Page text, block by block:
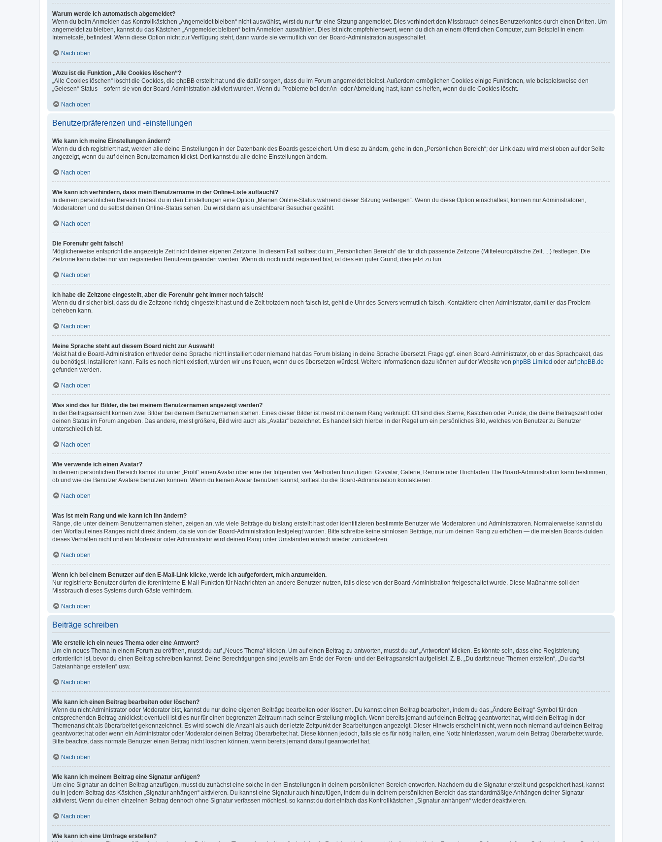
Warum werde ich automatisch abgemeldet?
Wenn du beim Anmelden das Kontrollkästchen „Angemeldet bleiben“ nicht auswählst, wirst du nur für eine Sitzung angemeldet. Dies verhindert den Missbrauch deines Benutzerkontos durch einen Dritten. Um
angemeldet zu bleiben, kannst du das Kästchen „Angemeldet bleiben“ beim Anmelden auswählen. Dies ist nicht empfehlenswert, wenn du dich an einem öffentlichen Computer, zum Beispiel in einem
Internetcafé, befindest. Wenn diese Option nicht zur Verfügung steht, dann wurde sie vermutlich von der Board-Administration ausgeschaltet.
Nach oben
Wozu ist die Funktion „Alle Cookies löschen“?
„Alle Cookies löschen“ löscht die Cookies, die phpBB erstellt hat und die dafür sorgen, dass du im Forum angemeldet bleibst. Außerdem ermöglichen Cookies einige Funktionen, wie beispielsweise den
„Gelesen“-Status – sofern sie von der Board-Administration aktiviert wurden. Wenn du Probleme bei der An- oder Abmeldung hast, kann es helfen, wenn du die Cookies löscht.
Nach oben
Benutzerpräferenzen und -einstellungen
Wie kann ich meine Einstellungen ändern?
Wenn du dich registriert hast, werden alle deine Einstellungen in der Datenbank des Boards gespeichert. Um diese zu ändern, gehe in den „Persönlichen Bereich“; der Link dazu wird meist oben auf der Seite
angezeigt, wenn du auf deinen Benutzernamen klickst. Dort kannst du alle deine Einstellungen ändern.
Nach oben
Wie kann ich verhindern, dass mein Benutzername in der Online-Liste auftaucht?
In deinem persönlichen Bereich findest du in den Einstellungen eine Option „Meinen Online-Status während dieser Sitzung verbergen“. Wenn du diese Option einschaltest, können nur Administratoren,
Moderatoren und du selbst deinen Online-Status sehen. Du wirst dann als unsichtbarer Besucher gezählt.
Nach oben
Die Forenuhr geht falsch!
Möglicherweise entspricht die angezeigte Zeit nicht deiner eigenen Zeitzone. In diesem Fall solltest du im „Persönlichen Bereich“ die für dich passende Zeitzone (Mitteleuropäische Zeit, ...) festlegen. Die
Zeitzone kann dabei nur von registrierten Benutzern geändert werden. Wenn du noch nicht registriert bist, ist dies ein guter Grund, dies jetzt zu tun.
Nach oben
Ich habe die Zeitzone eingestellt, aber die Forenuhr geht immer noch falsch!
Wenn du dir sicher bist, dass du die Zeitzone richtig eingestellt hast und die Zeit trotzdem noch falsch ist, geht die Uhr des Servers vermutlich falsch. Kontaktiere einen Administrator, damit er das Problem
beheben kann.
Nach oben
Meine Sprache steht auf diesem Board nicht zur Auswahl!
Meist hat die Board-Administration entweder deine Sprache nicht installiert oder niemand hat das Forum bislang in deine Sprache übersetzt. Frage ggf. einen Board-Administrator, ob er das Sprachpaket, das
du benötigst, installieren kann. Falls es noch nicht existiert, würden wir uns freuen, wenn du es übersetzen würdest. Weitere Informationen dazu können auf der Website von phpBB Limited oder aufphpBB.de
gefunden werden.
Nach oben
Was sind das für Bilder, die bei meinem Benutzernamen angezeigt werden?
In der Beitragsansicht können zwei Bilder bei deinem Benutzernamen stehen. Eines dieser Bilder ist meist mit deinem Rang verknüpft: Oft sind dies Sterne, Kästchen oder Punkte, die deine Beitragszahl oder
deinen Status im Forum angeben. Das andere, meist größere, Bild wird auch als „Avatar“ bezeichnet. Es handelt sich hierbei in der Regel um ein persönliches Bild, welches von Benutzer zu Benutzer
unterschiedlich ist.
Nach oben
Wie verwende ich einen Avatar?
In deinem persönlichen Bereich kannst du unter „Profil“ einen Avatar über eine der folgenden vier Methoden hinzufügen: Gravatar, Galerie, Remote oder Hochladen. Die Board-Administration kann bestimmen,
ob und wie die Benutzer Avatare benutzen können. Wenn du keinen Avatar benutzen kannst, solltest du die Board-Administration kontaktieren.
Nach oben
Was ist mein Rang und wie kann ich ihn ändern?
Ränge, die unter deinem Benutzernamen stehen, zeigen an, wie viele Beiträge du bislang erstellt hast oder identifizieren bestimmte Benutzer wie Moderatoren und Administratoren. Normalerweise kannst du
den Wortlaut eines Ranges nicht direkt ändern, da sie von der Board-Administration festgelegt wurden. Bitte schreibe keine sinnlosen Beiträge, nur um deinen Rang zu erhöhen — die meisten Boards dulden
dieses Verhalten nicht und ein Moderator oder Administrator wird deinen Rang unter Umständen einfach wieder zurücksetzen.
Nach oben
Wenn ich bei einem Benutzer auf den E-Mail-Link klicke, werde ich aufgefordert, mich anzumelden.
Nur registrierte Benutzer dürfen die foreninterne E-Mail-Funktion für Nachrichten an andere Benutzer nutzen, falls diese von der Board-Administration freigeschaltet wurde. Diese Maßnahme soll den
Missbrauch dieses Systems durch Gäste verhindern.
Nach oben
Beiträge schreiben
Wie erstelle ich ein neues Thema oder eine Antwort?
Um ein neues Thema in einem Forum zu eröffnen, musst du auf „Neues Thema“ klicken. Um auf einen Beitrag zu antworten, musst du auf „Antworten“ klicken. Es könnte sein, dass eine Registrierung
erforderlich ist, bevor du einen Beitrag schreiben kannst. Deine Berechtigungen sind jeweils am Ende der Foren- und der Beitragsansicht aufgelistet. Z. B. „Du darfst neue Themen erstellen“, „Du darfst
Dateianhänge erstellen“ usw.
Nach oben
Wie kann ich einen Beitrag bearbeiten oder löschen?
Wenn du nicht Administrator oder Moderator bist, kannst du nur deine eigenen Beiträge bearbeiten oder löschen. Du kannst einen Beitrag bearbeiten, indem du das „Ändere Beitrag“-Symbol für den
entsprechenden Beitrag anklickst; eventuell ist dies nur für einen begrenzten Zeitraum nach seiner Erstellung möglich. Wenn bereits jemand auf deinen Beitrag geantwortet hat, wird dein Beitrag in der
Themenansicht als überarbeitet gekennzeichnet. Es wird sowohl die Anzahl als auch der letzte Zeitpunkt der Bearbeitungen angezeigt. Dieser Hinweis erscheint nicht, wenn noch niemand auf deinen Beitrag
geantwortet hat oder wenn ein Administrator oder Moderator deinen Beitrag überarbeitet hat. Diese können jedoch, falls sie es für nötig halten, eine Notiz hinterlassen, warum dein Beitrag überarbeitet wurde.
Bitte beachte, dass normale Benutzer einen Beitrag nicht löschen können, wenn bereits jemand darauf geantwortet hat.
Nach oben
Wie kann ich meinem Beitrag eine Signatur anfügen?
Um eine Signatur an deinen Beitrag anzufügen, musst du zunächst eine solche in den Einstellungen in deinem persönlichen Bereich entwerfen. Nachdem du die Signatur erstellt und gespeichert hast, kannst
du in jedem Beitrag das Kästchen „Signatur anhängen“ aktivieren. Du kannst eine Signatur auch hinzufügen, indem du in deinem persönlichen Bereich das standardmäßige Anhängen deiner Signatur
aktivierst. Wenn du einen einzelnen Beitrag dennoch ohne Signatur verfassen möchtest, so kannst du dort einfach das Kontrollkästchen „Signatur anhängen“ wieder deaktivieren.
Nach oben
Wie kann ich eine Umfrage erstellen?